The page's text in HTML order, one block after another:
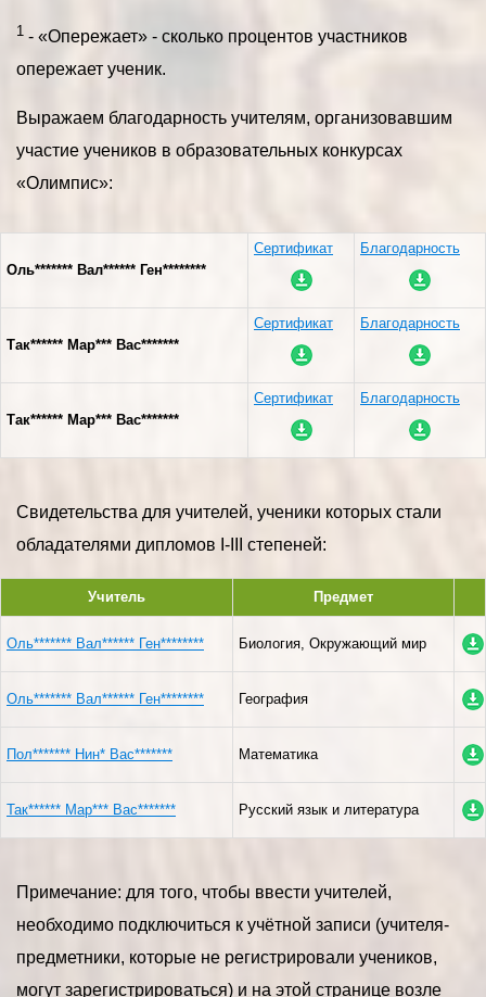
1 - «Опережает» - сколько процентов участников
опережает ученик.
Выражаем благодарность учителям, организовавшим
участие учеников в образовательных конкурсах
«Олимпис»:
Оль******* Вал****** Ген********
Сертификат Благодарность
Так****** Мар*** Вас*******
Сертификат Благодарность
Так****** Мар*** Вас*******
Сертификат Благодарность
Свидетельства для учителей, ученики которых стали
обладателями дипломов I-III степеней:
Учитель Предмет
Оль******* Вал****** Ген******** Биология, Окружающий мир
Оль******* Вал****** Ген******** География
Пол******* Нин* Вас******* Математика
Так****** Мар*** Вас******* Русский язык и литература
Примечание: для того, чтобы ввести учителей,
необходимо подключиться к учётной записи (учителя-
предметники, которые не регистрировали учеников,
могут зарегистрироваться) и на этой странице возле